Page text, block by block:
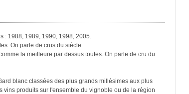
: 1988, 1989, 1990, 1998, 2005.
On parle de crus du siècle.
la meilleure par dessus toutes. On parle de cru du
blanc classées des plus grands millésimes aux plus
produits sur l'ensemble du vignoble ou de la région